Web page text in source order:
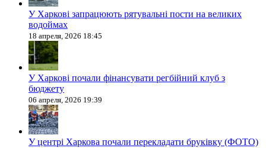
У Харкові запрацюють рятувальні пости на великих
водоймах
18 апреля, 2026 18:45
У Харкові почали фінансувати регбійний клуб з
бюджету
06 апреля, 2026 19:39
У центрі Харкова почали перекладати бруківку (ФОТО)